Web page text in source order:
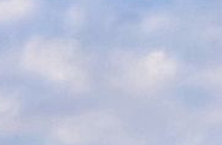
de Camping
actividad de
presentadas a